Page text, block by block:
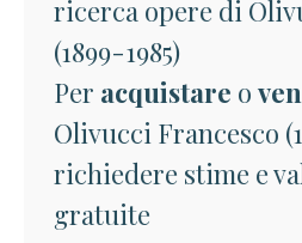
ricerca opere di
(1899-1985)
Per acquistare o
Olivucci Francesco
richiedere stime e
gratuite